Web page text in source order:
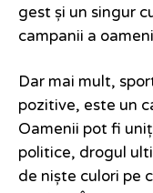
gest și un singur
campanii a
Dar mai mult,
pozitive, este un
Oamenii pot fi
politice, drogul
de niște culori pe